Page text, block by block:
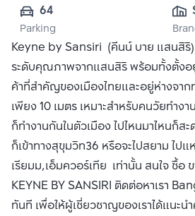
64
Parking
Keyne by Sansiri (คีนน์ บาย แสนสิริ)
ระดับคุณภาพจากแสนสิริ พร้อมทั้งตั้งอยู่
ค้าที่สำคัญของเมืองไทยและอยู่ห่างจาก
เพียง 10 เมตร เหมาะสำหรับคนวัยทำง
ก็ทำงานกันในตัวเมือง ไปไหนมาไหนก็สะด
ก็เข้าทางสุขุมวิท36 หรือจะไปสยาม ไปแ
เรียมม,เอ็มควอร์เทีย เท่านั้น สนใจ ซื้อ ข
KEYNE BY SANSIRI ติดต่อหาเรา
ทันที เพื่อให้ผู้เชี่ยวชาญของเราได้แนะนำ